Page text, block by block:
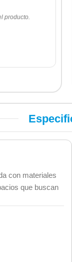
producto.
con materiales
que buscan